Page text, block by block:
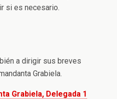
si es necesario.
a dirigir sus breves
Grabiela.
Grabiela, Delegada 1